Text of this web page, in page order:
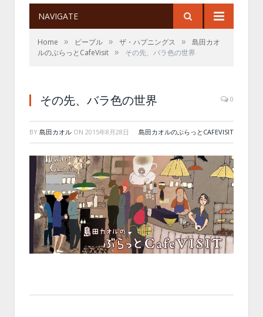
NAVIGATE
Home » ピープル » ザ・ハプニングス »
島田カオ
ルのぶらっとCafeVisit » その先、バラ色の世界
その先、バラ色の世界 0
BY 島田カオル ON 2015年8月28日 島田カオルのぶらっとCAFEVISIT